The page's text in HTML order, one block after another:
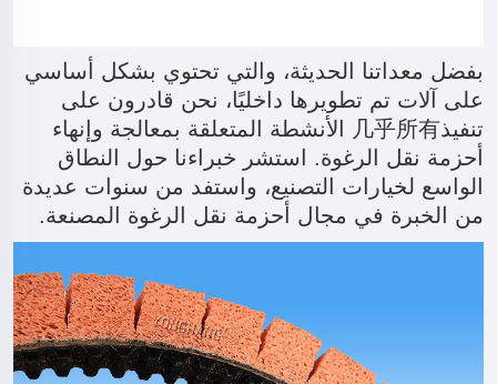
بفضل معداتنا الحديثة، والتي تحتوي بشكل أساسي
على آلات تم تطويرها داخليًا، نحن قادرون على
تنفيذ几乎所有 الأنشطة المتعلقة بمعالجة وإنهاء
أحزمة نقل الرغوة. استشر خبراءنا حول النطاق
الواسع لخيارات التصنيع، واستفد من سنوات عديدة
من الخبرة في مجال أحزمة نقل الرغوة المصنعة.